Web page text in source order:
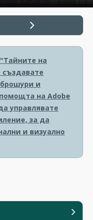
на
и
на Adobe
управлявате
за да
и визуално